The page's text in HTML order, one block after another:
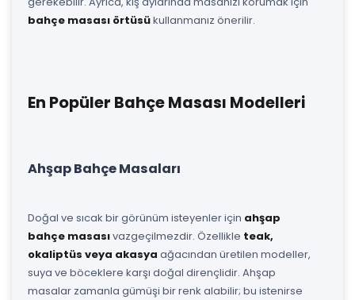
bahçe masası örtüsükullanmanız önerilir.
En Popüler Bahçe Masası Modelleri
Ahşap Bahçe Masaları
Doğal ve sıcak bir görünüm isteyenler için ahşap
bahçe masasıvazgeçilmezdir. Özellikle teak,
okaliptüs veya akasya ağacından üretilen modeller,
suya ve böceklere karşı doğal dirençlidir. Ahşap
masalar zamanla gümüşi bir renk alabilir; bu istenirse